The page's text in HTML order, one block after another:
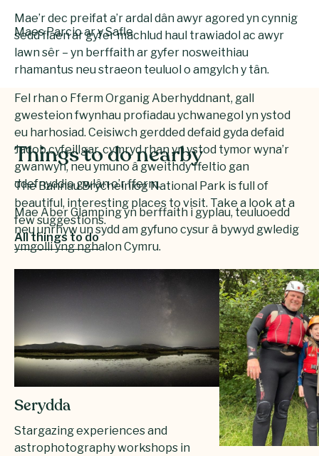
Mae’r dec preifat a’r ardal dân awyr agored yn cynnig
sedd flaen ar gyfer machlud haul trawiadol ac awyr
lawn sêr – yn berffaith ar gyfer nosweithiau
rhamantus neu straeon teuluol o amgylch y tân.
Fel rhan o Fferm Organig Aberhyddnant, gall
gwesteion fwynhau profiadau ychwanegol yn ystod
eu harhosiad. Ceisiwch gerdded defaid gyda defaid
Jacob cyfeillgar, cymryd rhan yn ystod tymor wyna’r
gwanwyn, neu ymuno â gweithdy ffeltio gan
ddefnyddio gwlân o’r fferm.
Mae Aber Glamping yn berffaith i gyplau, teuluoedd
neu unrhyw un sydd am gyfuno cysur â bywyd gwledig
ymgolli yng nghalon Cymru.
Maes Parcio ar y Safle
Things to do nearby
The Bannau Brycheiniog National Park is full of
beautiful, interesting places to visit. Take a look at a
few suggestions.
All things to do
Serydda
Stargazing experiences and
astrophotography workshops in